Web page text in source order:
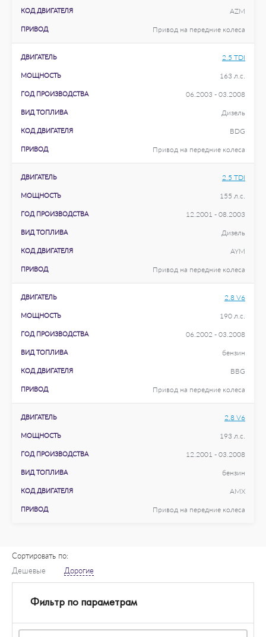
КОД ДВИГАТЕЛЯ AZM
ПРИВОД Привод на передние колеса
ДВИГАТЕЛЬ 2.5 TDI
МОЩНОСТЬ 163 л.с.
ГОД ПРОИЗВОДСТВА 06.2003 - 03.2008
ВИД ТОПЛИВА Дизель
КОД ДВИГАТЕЛЯ BDG
ПРИВОД Привод на передние колеса
ДВИГАТЕЛЬ 2.5 TDI
МОЩНОСТЬ 155 л.с.
ГОД ПРОИЗВОДСТВА 12.2001 - 08.2003
ВИД ТОПЛИВА Дизель
КОД ДВИГАТЕЛЯ AYM
ПРИВОД Привод на передние колеса
ДВИГАТЕЛЬ 2.8 V6
МОЩНОСТЬ 190 л.с.
ГОД ПРОИЗВОДСТВА 06.2002 - 03.2008
ВИД ТОПЛИВА бензин
КОД ДВИГАТЕЛЯ BBG
ПРИВОД Привод на передние колеса
ДВИГАТЕЛЬ 2.8 V6
МОЩНОСТЬ 193 л.с.
ГОД ПРОИЗВОДСТВА 12.2001 - 03.2008
ВИД ТОПЛИВА бензин
КОД ДВИГАТЕЛЯ AMX
ПРИВОД Привод на передние колеса
Сортировать по:
Дешевые
Дорогие
Фильтр по параметрам